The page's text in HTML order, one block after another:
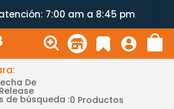
7:00 am a 8:45 pm
De
Release
de búsqueda :0 Productos